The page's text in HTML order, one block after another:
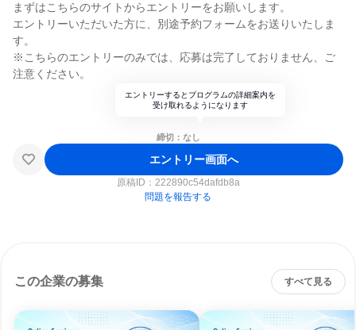
まずはこちらのサイトからエントリーをお願いします。
エントリーいただいた方に、別途予約フォームをお送りいたしま
す。
※こちらのエントリーのみでは、応募は完了しておりません、ご
注意ください。
エントリーするとプログラムの詳細案内を
受け取れるようになります
締切：なし
エントリー画面へ
原稿ID： 222890c54dafdb8a
問題を報告する
この企業の募集 すべて見る